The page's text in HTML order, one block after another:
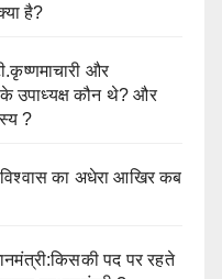
है?
और
के उपाध्यक्ष कौन थे? और
?
का अधेरा आखिर कब
पद पर रहते